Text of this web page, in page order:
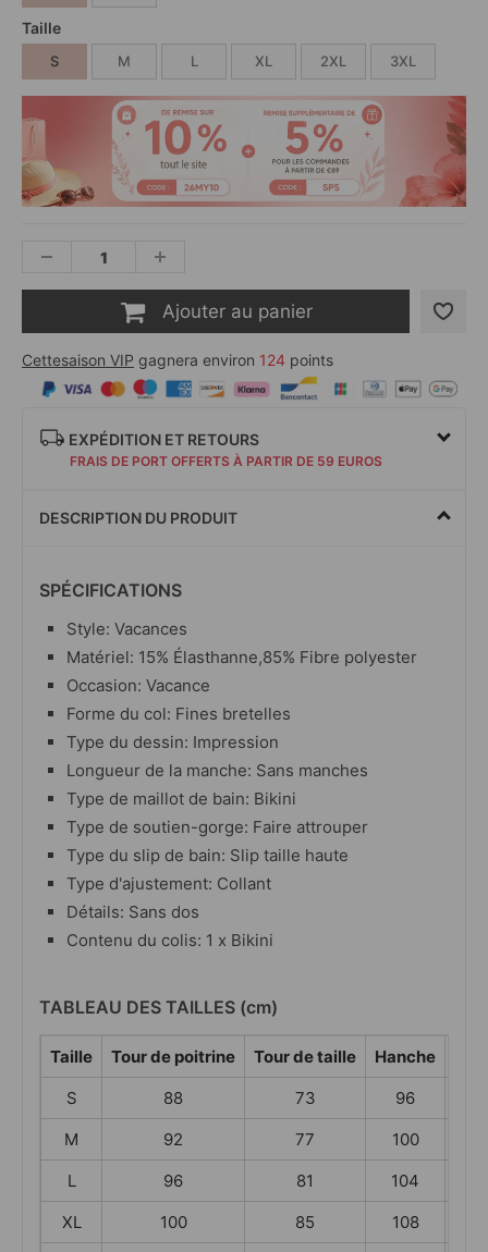
Taille
S M L XL 2XL 3XL
Ajouter au panier
Cettesaison VIP gagnera environ 124 points
EXPÉDITION ET RETOURS
FRAIS DE PORT OFFERTS À PARTIR DE 59 EUROS
DESCRIPTION DU PRODUIT
SPÉCIFICATIONS
Style: Vacances
Matériel: 15% Élasthanne,85% Fibre polyester
Occasion: Vacance
Forme du col: Fines bretelles
Type du dessin: Impression
Longueur de la manche: Sans manches
Type de maillot de bain: Bikini
Type de soutien-gorge: Faire attrouper
Type du slip de bain: Slip taille haute
Type d'ajustement: Collant
Détails: Sans dos
Contenu du colis: 1 x Bikini
TABLEAU DES TAILLES (cm)
Taille Tour de poitrine Tour de taille Hanche
S
88 73
96
M
92 77
100
L
96 81
104
XL
100 85
108